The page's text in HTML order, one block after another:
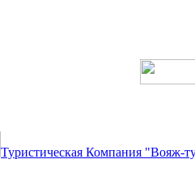
Туристическая Компания "Вояж-